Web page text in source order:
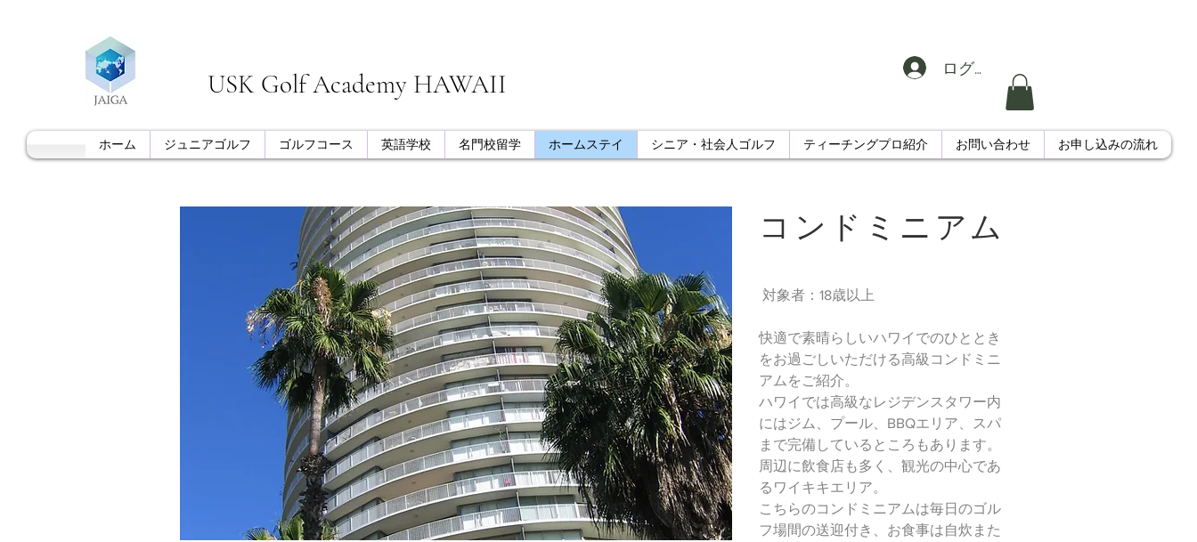
USK Golf Academy HAWAII
ホーム ジュニアゴルフ ゴルフコース 英語学校 名門校留学 ホームステイ シニア・社会人ゴルフ ティーチングプロ紹介 お問い合わせ お申し込みの流れ
ログイン
​コンドミニアム
対象者：18歳以上
快適で素晴らしいハワイでのひととき
をお過ごしいただける高級コンドミニ
アムをご紹介。
ハワイでは高級なレジデンスタワー内
にはジム、プール、BBQエリア、スパ
まで完備しているところもあります。
周辺に飲食店も多く、観光の中心であ
るワイキキエリア。
こちらのコンドミニアムは毎日のゴル
フ場間の送迎付き、お食事は自炊また